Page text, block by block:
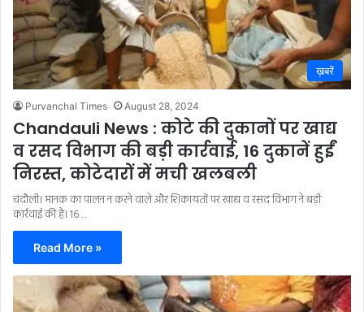
ख़बरें
Purvanchal Times August 28, 2024
Chandauli News : कोटे की दुकानों पर खाद्य
व रसद विभाग की बड़ी कार्रवाई, 16 दुकानें हुईं
निरस्त, कोटेदारों में मची खलबली
चंदौली। मानक का पालन न करने वाले और शिकायतों पर खाद्य व रसद विभाग ने बड़ी
कार्रवाई की है। 16…
Read More »